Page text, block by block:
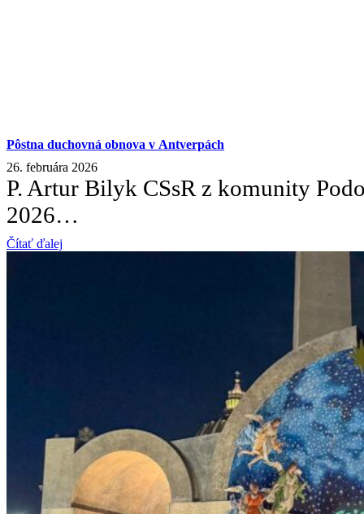
Pôstna duchovná obnova v Antverpách
26. februára 2026
P. Artur Bilyk CSsR z komunity
2026…
Čítať ďalej